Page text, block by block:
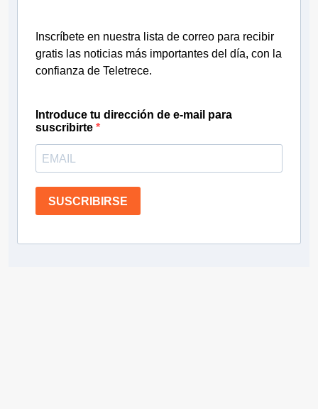
Inscríbete en nuestra lista de correo para recibir
gratis las noticias más importantes del día, con la
confianza de Teletrece.
Introduce tu dirección de e-mail para
suscribirte
SUSCRIBIRSE